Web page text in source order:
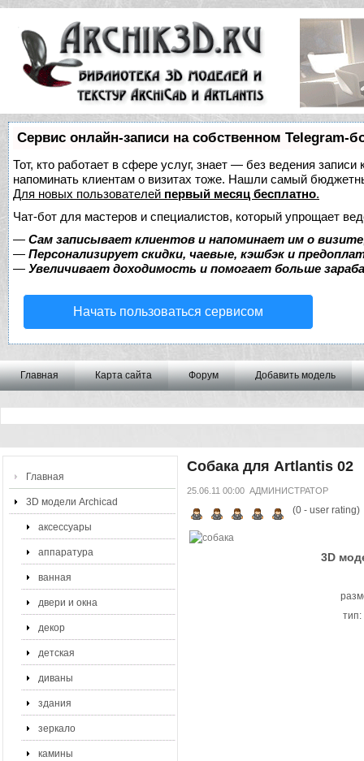
Сервис онлайн-записи на собственном Telegram-
Тот, кто работает в сфере услуг, знает — без ведения
напоминать клиентам о визитах тоже. Нашли самый
Для новых пользователей первый месяц бесплатно.
Чат-бот для мастеров и специалистов, который упрощает
— Сам записывает клиентов и напоминает им о
— Персонализирует скидки, чаевые, кэшбэк и
— Увеличивает доходимость и помогает больше
Начать пользоваться сервисом
Главная Карта сайта Форум Добавить модель
Главная
3D модели Archicad
аксессуары
аппаратура
ванная
двери и окна
декор
детская
диваны
здания
зеркало
камины
Собака для Artlantis 02
25.06.11 00:00 АДМИНИСТРАТОР
(0- user rating)
3D
тип: